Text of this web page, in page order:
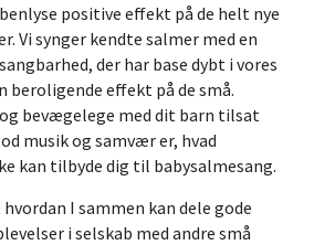
positive effekt på de helt nye
Vi synger kendte salmer med en
der har base dybt i vores
beroligende effekt på de små.
bevægelege med dit barn tilsat
musik og samvær er, hvad
kan tilbyde dig til babysalmesang.
I sammen kan dele gode
i selskab med andre små